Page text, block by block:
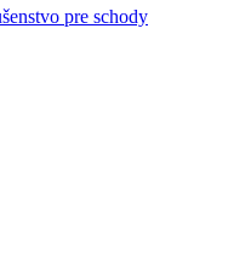
pre schody